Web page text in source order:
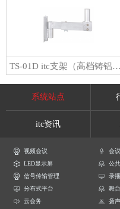
TS-01D itc支架（高档铸铝支架）
系统站点
itc资讯
视频会议 会
LED显示屏
公
信号传输管理
录
分布式平台
舞
云会务
扬